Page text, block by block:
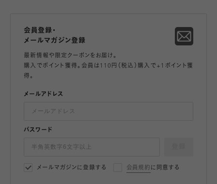
会員登録・
メールマガジン登録
最新情報や限定クーポンをお届け。
購入でポイント獲得。会員は110円（税込）購入で+1ポイント獲
得。
メールアドレス
パスワード
メールマガジンに登録する 会員規約 に同意する